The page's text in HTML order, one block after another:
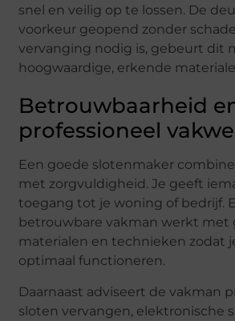
snel en veilig op te lossen. De
voorkeur geopend zonder
vervanging nodig is, gebeurt dit
hoogwaardige, erkende
Betrouwbaarheid
professioneel
Een goede slotenmaker
met zorgvuldigheid. Je geeft
toegang tot je woning of bedrijf.
betrouwbare vakman werkt met
materialen en technieken zodat
optimaal functioneren.
Daarnaast adviseert de vakman
sloten vervangen, elektronische